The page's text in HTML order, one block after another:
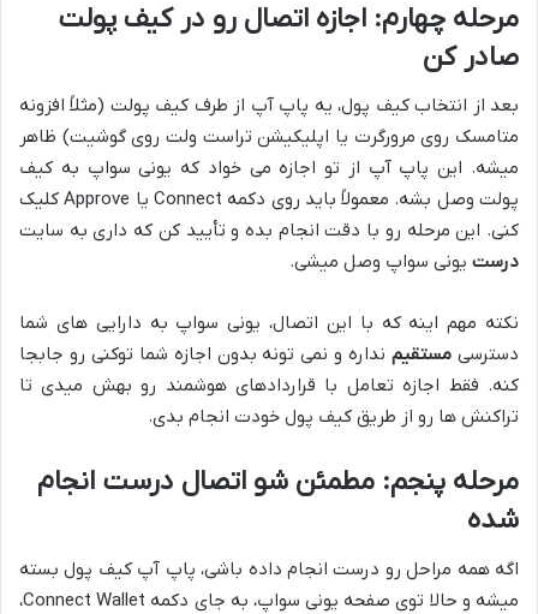
مرحله چهارم: اجازه اتصال رو در کیف پولت
صادر کن
بعد از انتخاب کیف پول، یه پاپ آپ از طرف کیف پولت (مثلاً افزونه
متامسک روی مرورگرت یا اپلیکیشن تراست ولت روی گوشیت) ظاهر
میشه. این پاپ آپ از تو اجازه می خواد که یونی سواپ به کیف
پولت وصل بشه. معمولاً باید روی دکمه Connect یا Approve کلیک
کنی. این مرحله رو با دقت انجام بده و تأیید کن که داری به سایت
درست یونی سواپ وصل میشی.
نکته مهم اینه که با این اتصال، یونی سواپ به دارایی های شما
دسترسی مستقیمنداره و نمی تونه بدون اجازه شما توکنی رو جابجا
کنه. فقط اجازه تعامل با قراردادهای هوشمند رو بهش میدی تا
تراکنش ها رو از طریق کیف پول خودت انجام بدی.
مرحله پنجم: مطمئن شو اتصال درست انجام
شده
اگه همه مراحل رو درست انجام داده باشی، پاپ آپ کیف پول بسته
میشه و حالا توی صفحه یونی سواپ، به جای دکمه Connect Wallet،